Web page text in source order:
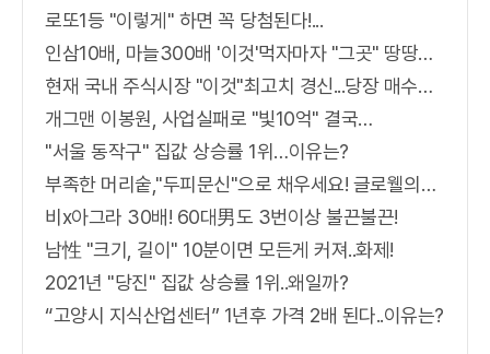
로또1등 "이렇게" 하면 꼭 당첨된다!...
인삼10배, 마늘300배 '이것'먹자마자 "그곳" 땅땅해져..헉!
현재 국내 주식시장 "이것"최고치 경신...당장 매수해라!!
개그맨 이봉원, 사업실패로 "빛10억" 결국…
"서울 동작구" 집값 상승률 1위…이유는?
부족한 머리숱,"두피문신"으로 채우세요! 글로웰의원 의)96837
비x아그라 30배! 60대男도 3번이상 불끈불끈!
남性 "크기, 길이" 10분이면 모든게 커져..화제!
2021년 "당진" 집값 상승률 1위..왜일까?
“고양시 지식산업센터” 1년후 가격 2배 된다..이유는?